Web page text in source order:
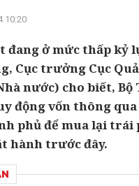
10:20
đang ở mức thấp kỷ
Cục trưởng Cục
nước) cho biết, Bộ
động vốn thông
phủ để mua lại trái
hành trước đây.